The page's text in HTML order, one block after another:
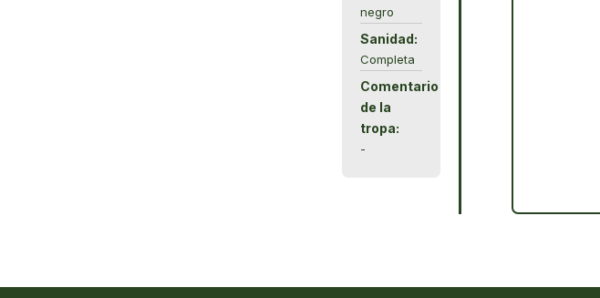
negro
Sanidad:
Completa
Comentario
de la
tropa:
-